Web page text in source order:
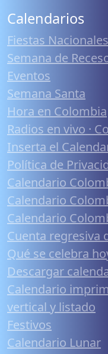
Calendarios
Fiestas
Semana de
Eventos
Semana Santa
Hora en Colombia
Radios en vivo ·
Inserta el
Política de
Calendario
Calendario
Calendario
Cuenta regresiva
Qué se celebra
Descargar
Calendario
vertical y listado
Festivos
Calendario Lunar